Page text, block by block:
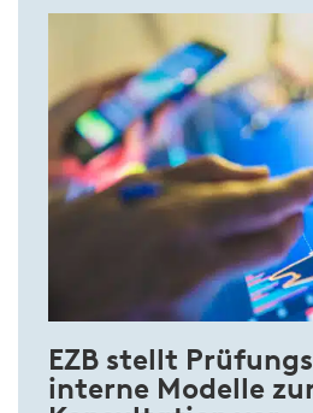
EZB stellt
interne Modelle